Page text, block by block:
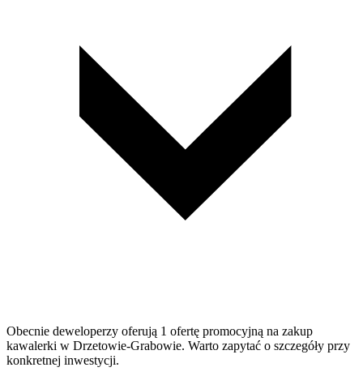
Obecnie deweloperzy oferują 1 ofertę promocyjną na zakup
kawalerki w Drzetowie-Grabowie. Warto zapytać o szczegóły przy
konkretnej inwestycji.